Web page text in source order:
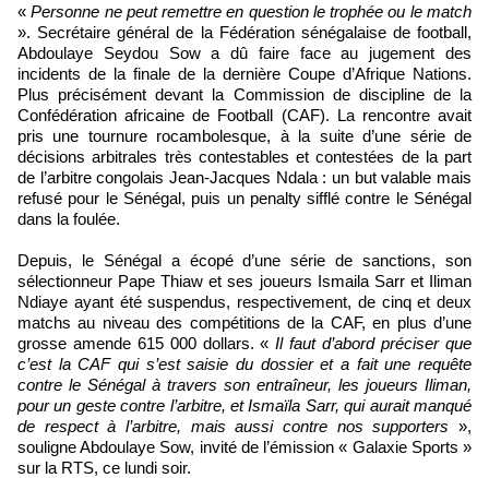
«Personne ne peut remettre en question le trophée ou le match
». Secrétaire général de la Fédération sénégalaise de football,
Abdoulaye Seydou Sow a dû faire face au jugement des
incidents de la finale de la dernière Coupe d’Afrique Nations.
Plus précisément devant la Commission de discipline de la
Confédération africaine de Football (CAF). La rencontre avait
pris une tournure rocambolesque, à la suite d’une série de
décisions arbitrales très contestables et contestées de la part
de l’arbitre congolais Jean-Jacques Ndala : un but valable mais
refusé pour le Sénégal, puis un penalty sifflé contre le Sénégal
dans la foulée.
Depuis, le Sénégal a écopé d’une série de sanctions, son
sélectionneur Pape Thiaw et ses joueurs Ismaila Sarr et Iliman
Ndiaye ayant été suspendus, respectivement, de cinq et deux
matchs au niveau des compétitions de la CAF, en plus d’une
grosse amende 615 000 dollars. «Il faut d’abord préciser que
c’est la CAF qui s’est saisie du dossier et a fait une requête
contre le Sénégal à travers son entraîneur, les joueurs Iliman,
pour un geste contre l’arbitre, et Ismaïla Sarr, qui aurait manqué
de respect à l’arbitre, mais aussi contre nos supporters »,
souligne Abdoulaye Sow, invité de l’émission « Galaxie Sports »
sur la RTS, ce lundi soir.